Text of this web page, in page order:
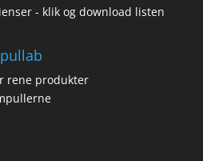
- klik og download listen
rene produkter